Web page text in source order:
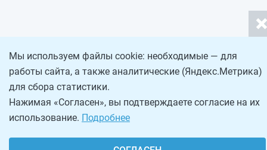
Мы используем файлы cookie: необходимые — для
работы сайта, а также аналитические (Яндекс.Метрика)
для сбора статистики.
Нажимая «Согласен», вы подтверждаете согласие на их
использование. Подробнее